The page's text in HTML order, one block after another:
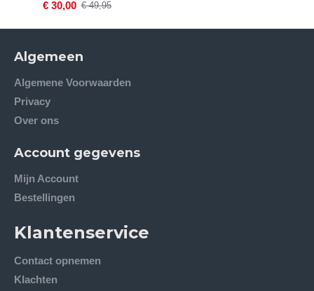
€ 30,00 € 49,95
Algemeen
Algemene Voorwaarden
Privacy
Over ons
Account gegevens
Mijn Account
Bestellingen
Klantenservice
Contact opnemen
Klachten